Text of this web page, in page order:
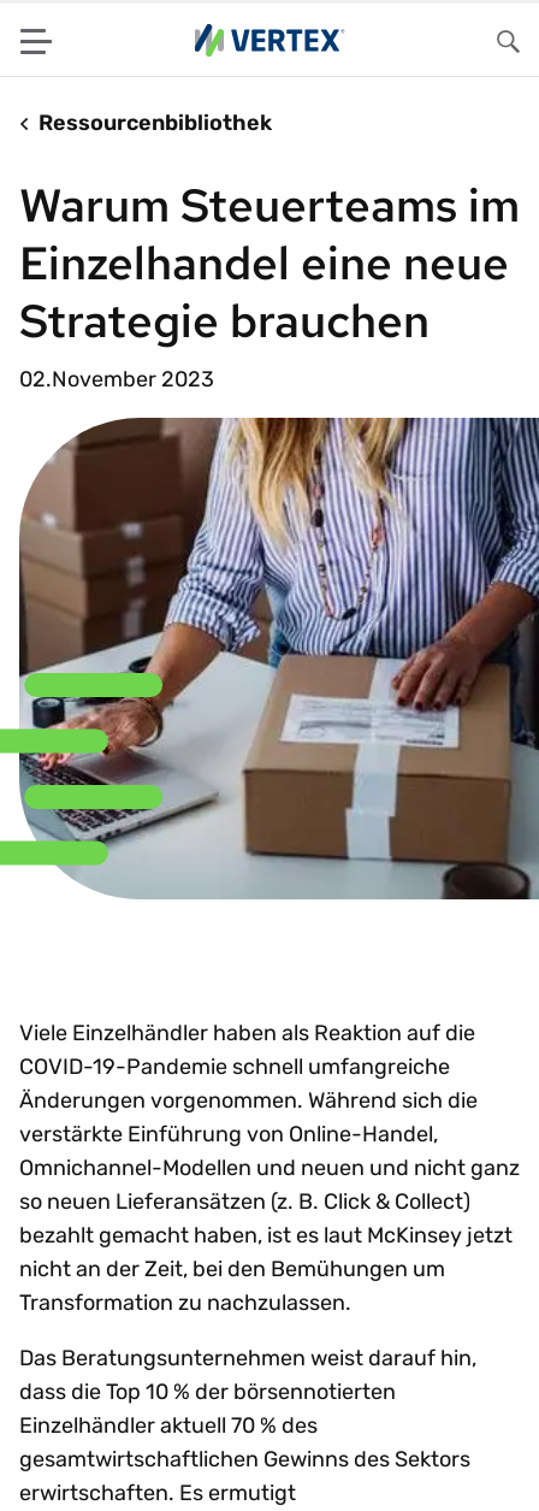
Menu
Ressourcenbibliothek
Warum Steuerteams im
Einzelhandel eine neue
Strategie brauchen
02.November 2023
Viele Einzelhändler haben als Reaktion auf die
COVID-19-Pandemie schnell umfangreiche
Änderungen vorgenommen. Während sich die
verstärkte Einführung von Online-Handel,
Omnichannel-Modellen und neuen und nicht ganz
so neuen Lieferansätzen (z. B. Click & Collect)
bezahlt gemacht haben, ist es laut McKinsey jetzt
nicht an der Zeit, bei den Bemühungen um
Transformation zu nachzulassen.
Das Beratungsunternehmen weist darauf hin,
dass die Top 10 % der börsennotierten
Einzelhändler aktuell 70 % des
gesamtwirtschaftlichen Gewinns des Sektors
erwirtschaften. Es ermutigt